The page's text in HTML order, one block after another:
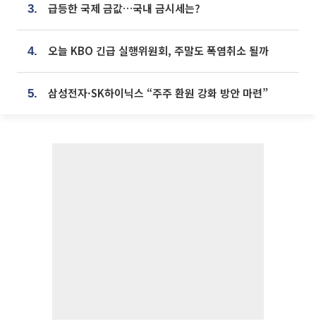
3. 급등한 국제 금값…국내 금시세는?
4. 오늘 KBO 긴급 실행위원회, 주말도 폭염취소 될까
5. 삼성전자·SK하이닉스 “주주 환원 강화 방안 마련”